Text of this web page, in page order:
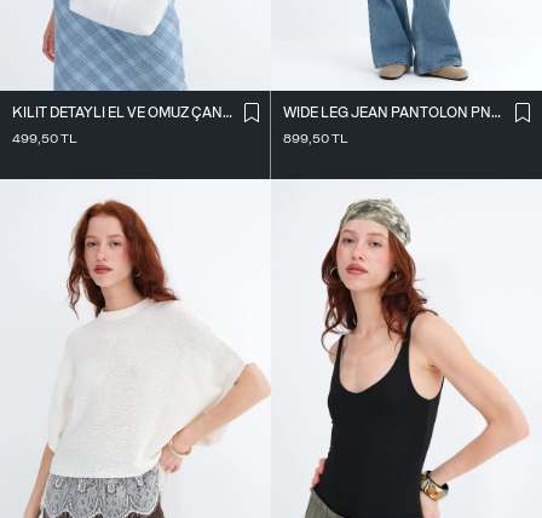
KILIT DETAYLI EL VE OMUZ ÇANTASI Ç41
499,50TL
WIDE LEG JEAN PANTOLON PN10030
899,50TL